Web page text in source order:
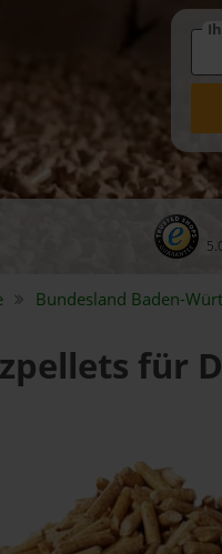
Bundesland Baden-
für